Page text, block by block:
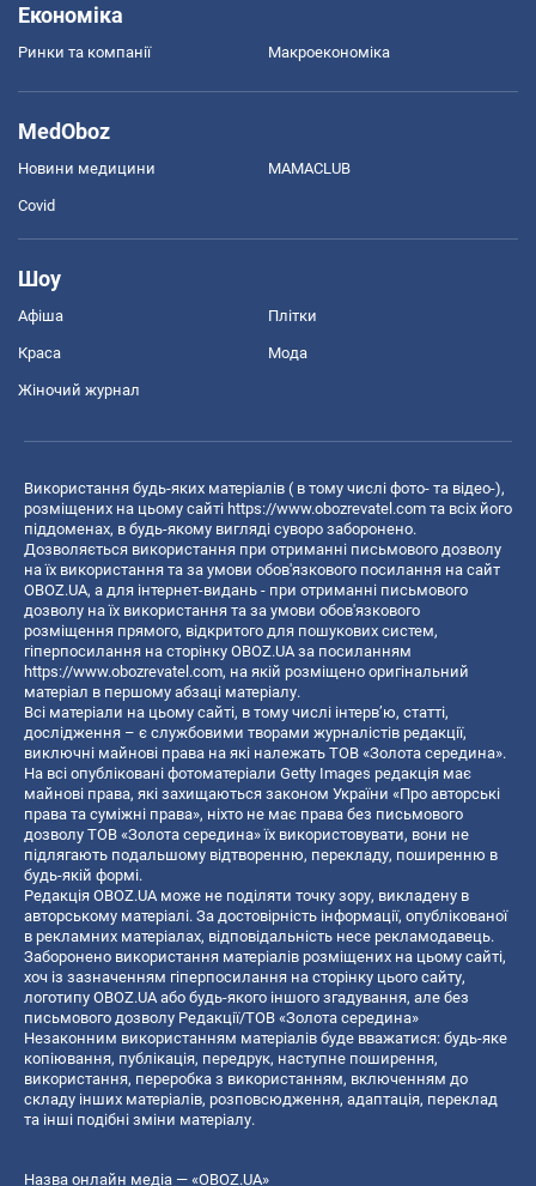
Економіка
Ринки та компанії Макроекономіка
MedOboz
Новини медицини MAMACLUB
Covid
Шоу
Афіша Плітки
Краса Мода
Жіночий журнал
Використання будь-яких матеріалів ( в тому числі фото- та відео-),
розміщених на цьому сайті https://www.obozrevatel.com та всіх його
піддоменах, в будь-якому вигляді суворо заборонено.
Дозволяється використання при отриманні письмового дозволу
на їх використання та за умови обов'язкового посилання на сайт
OBOZ.UA, а для інтернет-видань - при отриманні письмового
дозволу на їх використання та за умови обов'язкового
розміщення прямого, відкритого для пошукових систем,
гіперпосилання на сторінку OBOZ.UA за посиланням
https://www.obozrevatel.com, на якій розміщено оригінальний
матеріал в першому абзаці матеріалу.
Всі матеріали на цьому сайті, в тому числі інтерв’ю, статті,
дослідження – є службовими творами журналістів редакції,
виключні майнові права на які належать ТОВ «Золота середина».
На всі опубліковані фотоматеріали Getty Images редакція має
майнові права, які захищаються законом України «Про авторські
права та суміжні права», ніхто не має права без письмового
дозволу ТОВ «Золота середина» їх використовувати, вони не
підлягають подальшому відтворенню, перекладу, поширенню в
будь-якій формі.
Редакція OBOZ.UA може не поділяти точку зору, викладену в
авторському матеріалі. За достовірність інформації, опублікованої
в рекламних матеріалах, відповідальність несе рекламодавець.
Заборонено використання матеріалів розміщених на цьому сайті,
хоч із зазначенням гіперпосилання на сторінку цього сайту,
логотипу OBOZ.UA або будь-якого іншого згадування, але без
письмового дозволу Редакції/ТОВ «Золота середина»
Незаконним використанням матеріалів буде вважатися: будь-яке
копiювання, публiкацiя, передрук, наступне поширення,
використання, переробка з використанням, включенням до
складу інших матеріалів, розповсюдження, адаптація, переклад
та інші подібні зміни матеріалу.
Назва онлайн медіа — «OBOZ.UA»